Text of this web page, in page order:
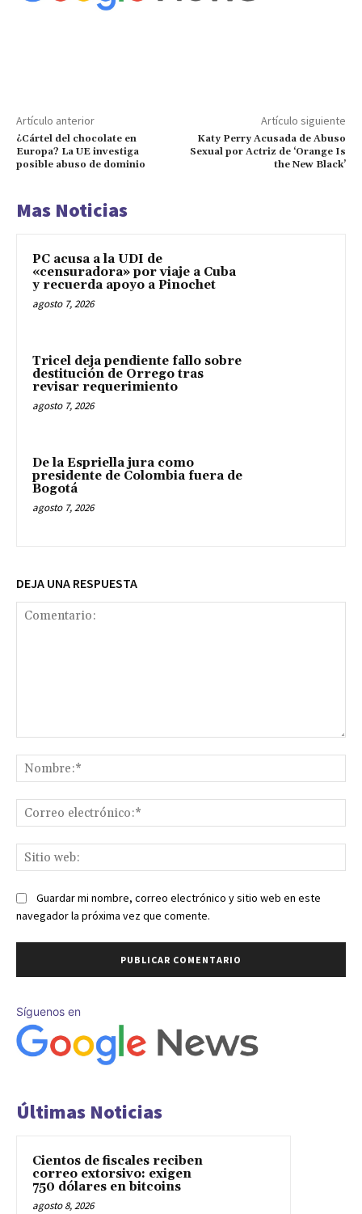
Artículo anterior
¿Cártel del chocolate en
Europa? La UE investiga
posible abuso de dominio
Artículo siguiente
Katy Perry Acusada de Abuso
Sexual por Actriz de ‘Orange Is
the New Black’
Mas Noticias
PC acusa a la UDI de
«censuradora» por viaje a Cuba
y recuerda apoyo a Pinochet
agosto 7, 2026
Tricel deja pendiente fallo sobre
destitución de Orrego tras
revisar requerimiento
agosto 7, 2026
De la Espriella jura como
presidente de Colombia fuera de
Bogotá
agosto 7, 2026
DEJA UNA RESPUESTA
Guardar mi nombre, correo electrónico y sitio web en este
navegador la próxima vez que comente.
Síguenos en
Últimas Noticias
Cientos de fiscales reciben
correo extorsivo: exigen
750 dólares en bitcoins
agosto 8, 2026